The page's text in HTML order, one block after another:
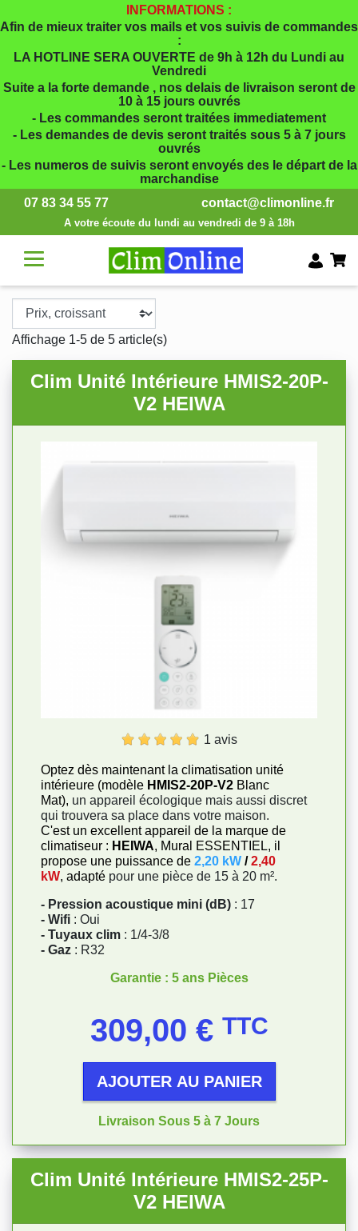
INFORMATIONS :
Afin de mieux traiter vos mails et vos suivis de commandes
:
LA HOTLINE SERA OUVERTE de 9h à 12h du Lundi au
Vendredi
Suite a la forte demande , nos delais de livraison seront de
10 à 15 jours ouvrés
- Les commandes seront traitées immediatement
- Les demandes de devis seront traités sous 5 à 7 jours
ouvrés
- Les numeros de suivis seront envoyés des le départ de la
marchandise
07 83 34 55 77
A votre écoute du lundi au vendredi de 9 à 18h
contact@climonline.fr
Affichage 1-5 de 5 article(s)
Clim Unité Intérieure HMIS2-20P-
V2 HEIWA
1 avis
Optez dès maintenant la climatisation unité
intérieure (modèle HMIS2-20P-V2 Blanc
Mat), un appareil écologique mais aussi discret
qui trouvera sa place dans votre maison.
C'est un excellent appareil de la marque de
climatiseur : HEIWA, Mural ESSENTIEL, il
propose une puissance de 2,20 kW /2,40
kW, adapté pour une pièce de 15 à 20 m².
- Pression acoustique mini (dB) : 17
- Wifi : Oui
- Tuyaux clim : 1/4-3/8
- Gaz : R32
Garantie : 5 ans Pièces
309,00 € TTC
AJOUTER AU PANIER
Livraison Sous 5 à 7 Jours
Clim Unité Intérieure HMIS2-25P-
V2 HEIWA